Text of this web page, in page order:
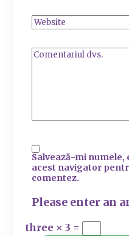
Salvează-mi numele,
acest navigator
comentez.
Please enter an
three × 3 =